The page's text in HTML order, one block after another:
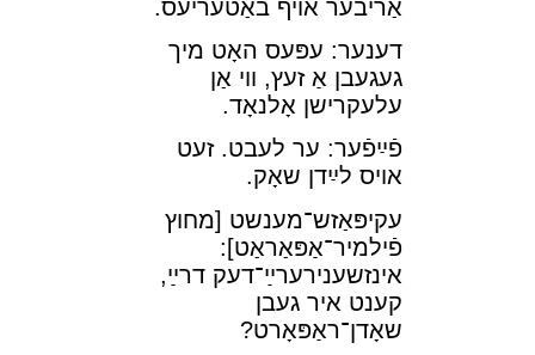
אַריבער אױף באַטעריעס.
דענער: עפּעס האָט מיך
געגעבן אַ זעץ, װי אַן
עלעקרישן אָלנאָד.
פֿײַפֿער: ער לעבט. זעט
אױס לײַדן שאָק.
עקיפּאַזש־מענשט [מחוץ
פֿילמיר־⁠אַפּאַראַט]:
אינזשענירערײַ־דעק דרײַ,
קענט איר געבן
שאָדן־ראַפּאָרט?